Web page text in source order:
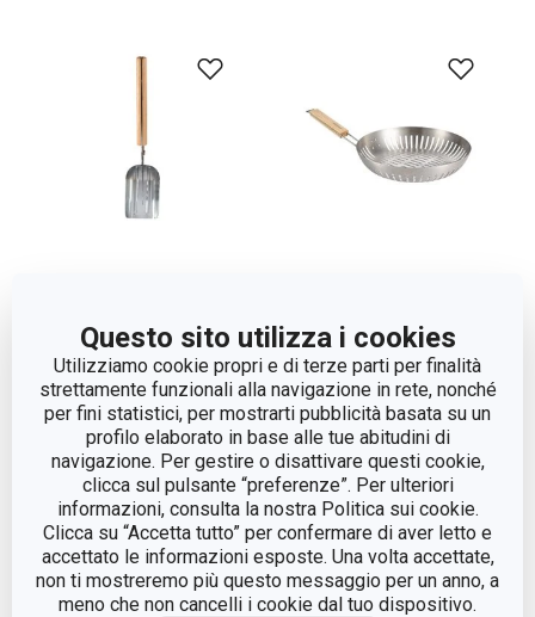
Questo sito utilizza i cookies
Utilizziamo cookie propri e di terze parti per finalità
strettamente funzionali alla navigazione in rete, nonché
per fini statistici, per mostrarti pubblicità basata su un
profilo elaborato in base alle tue abitudini di
navigazione. Per gestire o disattivare questi cookie,
clicca sul pulsante “preferenze”. Per ulteriori
informazioni, consulta la nostra Politica sui cookie.
Clicca su “Accetta tutto” per confermare di aver letto e
accettato le informazioni esposte. Una volta accettate,
non ti mostreremo più questo messaggio per un anno, a
meno che non cancelli i cookie dal tuo dispositivo.
Paletta per carbonella
PRIVILEGE
Visualizza
Padella per barbecue
PRIVILEGE ø 28 cm
Visualizza